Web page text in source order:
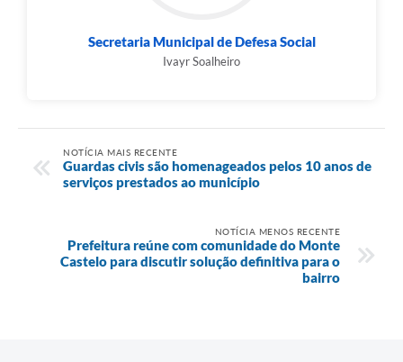
Secretaria Municipal de Defesa Social
Ivayr Soalheiro
NOTÍCIA MAIS RECENTE
Guardas civis são homenageados pelos 10 anos de
serviços prestados ao município
NOTÍCIA MENOS RECENTE
Prefeitura reúne com comunidade do Monte
Castelo para discutir solução definitiva para o
bairro